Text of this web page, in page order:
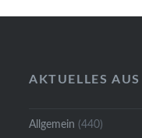
AKTUELLES
Allgemein (440)